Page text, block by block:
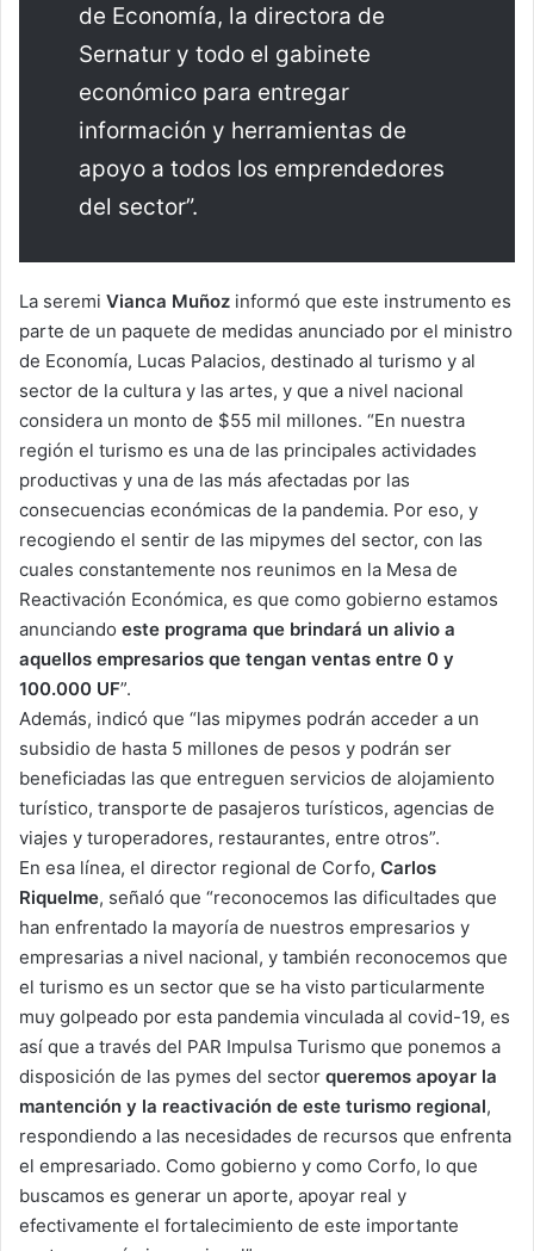
de Economía, la directora de
Sernatur y todo el gabinete
económico para entregar
información y herramientas de
apoyo a todos los emprendedores
del sector”.
La seremi Vianca Muñoz informó que este instrumento es
parte de un paquete de medidas anunciado por el ministro
de Economía, Lucas Palacios, destinado al turismo y al
sector de la cultura y las artes, y que a nivel nacional
considera un monto de $55 mil millones. “En nuestra
región el turismo es una de las principales actividades
productivas y una de las más afectadas por las
consecuencias económicas de la pandemia. Por eso, y
recogiendo el sentir de las mipymes del sector, con las
cuales constantemente nos reunimos en la Mesa de
Reactivación Económica, es que como gobierno estamos
anunciando este programa que brindará un alivio a
aquellos empresarios que tengan ventas entre 0 y
100.000 UF”.
Además, indicó que “las mipymes podrán acceder a un
subsidio de hasta 5 millones de pesos y podrán ser
beneficiadas las que entreguen servicios de alojamiento
turístico, transporte de pasajeros turísticos, agencias de
viajes y turoperadores, restaurantes, entre otros”.
En esa línea, el director regional de Corfo, Carlos
Riquelme, señaló que “reconocemos las dificultades que
han enfrentado la mayoría de nuestros empresarios y
empresarias a nivel nacional, y también reconocemos que
el turismo es un sector que se ha visto particularmente
muy golpeado por esta pandemia vinculada al covid-19, es
así que a través del PAR Impulsa Turismo que ponemos a
disposición de las pymes del sector queremos apoyar la
mantención y la reactivación de este turismo regional,
respondiendo a las necesidades de recursos que enfrenta
el empresariado. Como gobierno y como Corfo, lo que
buscamos es generar un aporte, apoyar real y
efectivamente el fortalecimiento de este importante